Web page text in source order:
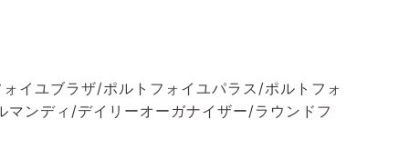
イユブラザ/ポルトフォイユパラス/ポルトフォ
ンディ/デイリーオーガナイザー/ラウンドフ